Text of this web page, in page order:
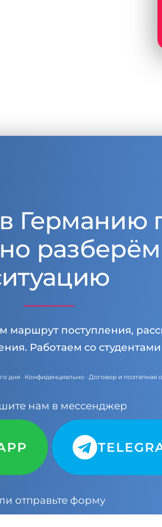
Германию
маршрут поступления,
Работаем со
дня · Конфиденциально · Договор и поэтапная
нам в мессенджер
отправьте форму